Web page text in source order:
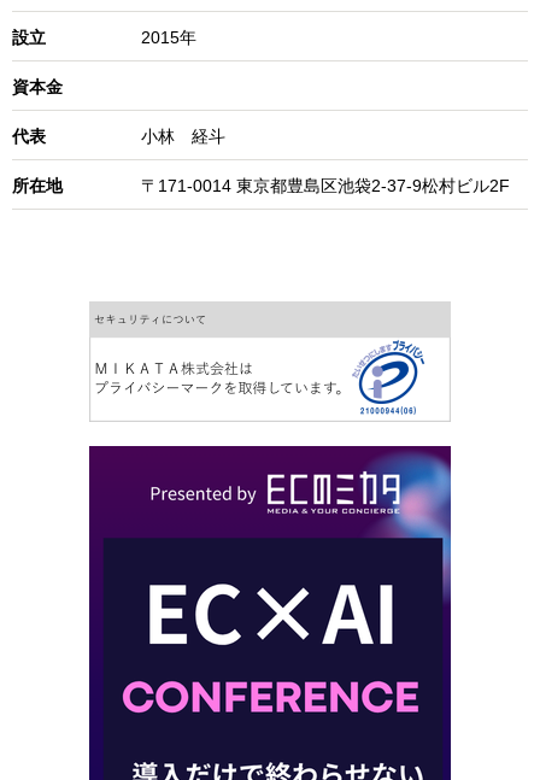
設立 2015年
資本金
代表 小林 経斗
所在地 〒171-0014 東京都豊島区池袋2-37-9松村ビル2F